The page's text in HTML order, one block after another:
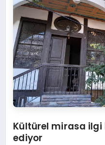
Kültürel mirasa
ediyor